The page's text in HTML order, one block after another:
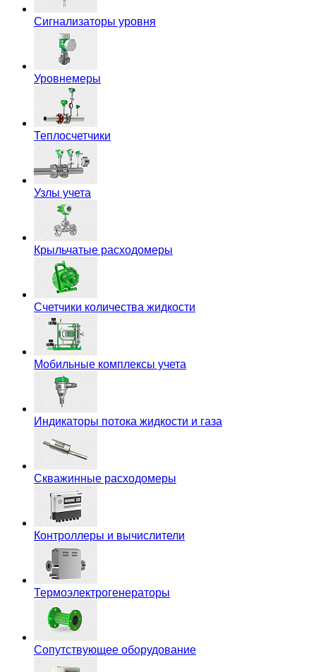
Сигнализаторы уровня
Уровнемеры
Теплосчетчики
Узлы учета
Крыльчатые расходомеры
Счетчики количества жидкости
Мобильные комплексы учета
Индикаторы потока жидкости и газа
Скважинные расходомеры
Контроллеры и вычислители
Термоэлектрогенераторы
Сопутствующее оборудование